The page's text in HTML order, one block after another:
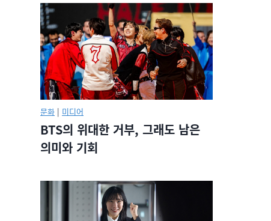
문화 | 미디어
BTS의 위대한 거부, 그래도 남은
의미와 기회